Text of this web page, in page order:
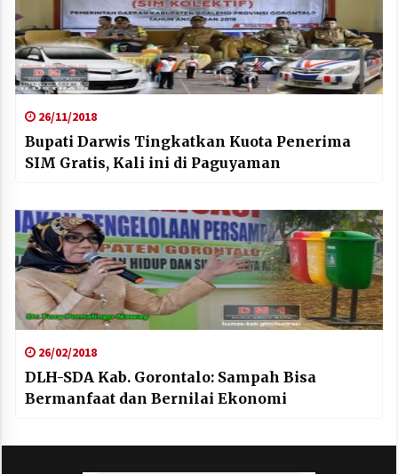
26/11/2018
Bupati Darwis Tingkatkan Kuota Penerima
SIM Gratis, Kali ini di Paguyaman
26/02/2018
DLH-SDA Kab. Gorontalo: Sampah Bisa
Bermanfaat dan Bernilai Ekonomi